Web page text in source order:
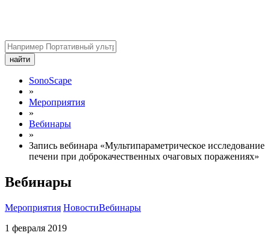
найти
SonoScape
»
Мероприятия
»
Вебинары
»
Запись вебинара «Мультипараметрическое исследование
печени при доброкачественных очаговых поражениях»
Вебинары
Мероприятия НовостиВебинары
1 февраля 2019